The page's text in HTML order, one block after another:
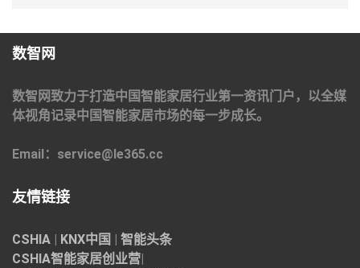
数智网
数智网致力于打造中国智能家居行业第一资讯门户，以全媒
体视角记录中国智能家居市场的每一步成长。
Email：service@le365.cc
友情链接
CSHIA KNX中国
智能头条
CSHIA智能家居创业营